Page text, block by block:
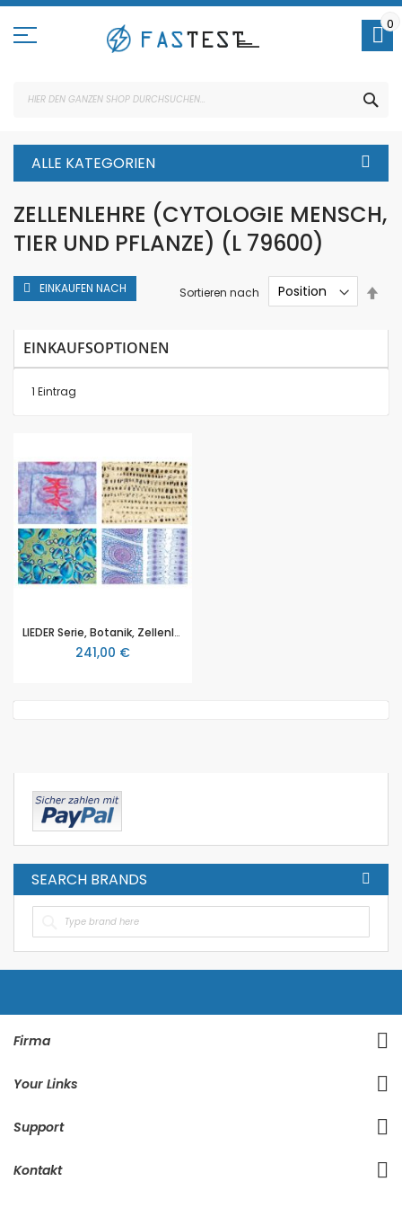
Direkt
Inhalt
0
ALLE KATEGORIEN
ZELLENLEHRE (CYTOLOGIE MENSCH,
TIER UND PFLANZE) (L 79600)
1 Eintrag
Sortieren nach
LIEDER Serie, Botanik, Zellenlehre und Embryologie, Zellenlehre (Cytologie Mensch, Tier und Pflanze), große Spezialserie, 25 ausgewählte Mikropräparate zur Zellenlehre, mit bebilderten Begleittext
241,00 €
EINKAUFEN NACH
EINKAUFSOPTIONEN
SEARCH BRANDS
Firma
Your Links
Support
Kontakt